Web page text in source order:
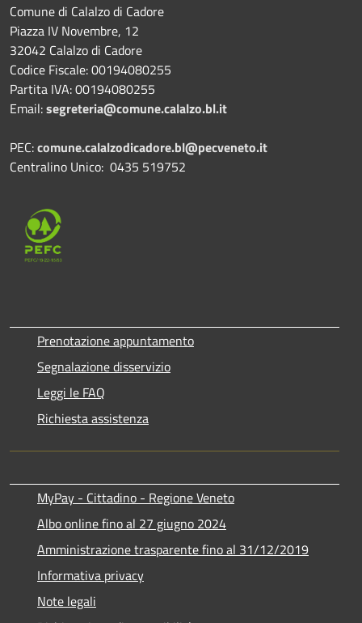
Comune di Calalzo di Cadore
Piazza IV Novembre, 12
32042 Calalzo di Cadore
Codice Fiscale: 00194080255
Partita IVA: 00194080255
Email:segreteria@comune.calalzo.bl.it
PEC:comune.calalzodicadore.bl@pecveneto.it
Centralino Unico: 0435 519752
Prenotazione appuntamento
Segnalazione disservizio
Leggi le FAQ
Richiesta assistenza
MyPay - Cittadino - Regione Veneto
Albo online fino al 27 giugno 2024
Amministrazione trasparente fino al 31/12/2019
Informativa privacy
Note legali